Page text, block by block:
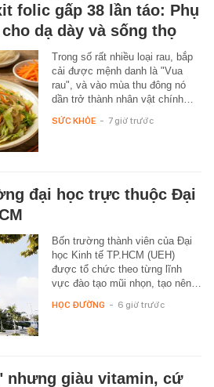
folic gấp 38 lần táo: Phụ
dạ dày và sống thọ
Trong số rất nhiều loại rau, bắp
cải được mệnh danh là "Vua
rau", và vào mùa thu đông nó
dần trở thành nhân vật chính…
SỨC KHỎE - 7 giờ trước
đại học trực thuộc Đại
Bốn trường thành viên của Đại
học Kinh tế TP.HCM (UEH)
được tổ chức theo từng lĩnh
vực đào tạo mũi nhọn, tạo nên…
HỌC ĐƯỜNG - 6 giờ trước
nhưng giàu vitamin, cứ